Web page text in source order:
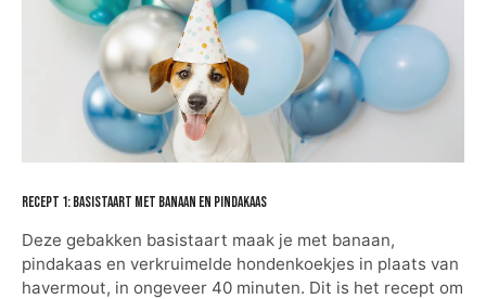
Recept 1: basistaart met banaan en pindakaas
Deze gebakken basistaart maak je met banaan,
pindakaas en verkruimelde hondenkoekjes in plaats van
havermout, in ongeveer 40 minuten. Dit is het recept om